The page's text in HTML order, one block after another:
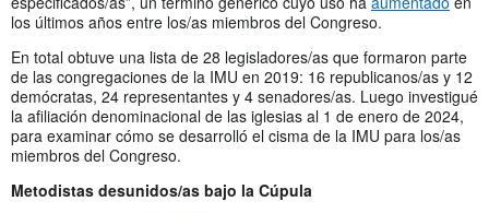
los últimos años entre los/as miembros del Congreso.
En total obtuve una lista de 28 legisladores/as que formaron parte
de las congregaciones de la IMU en 2019: 16 republicanos/as y 12
demócratas, 24 representantes y 4 senadores/as. Luego investigué
la afiliación denominacional de las iglesias al 1 de enero de 2024,
para examinar cómo se desarrolló el cisma de la IMU para los/as
miembros del Congreso.
Metodistas desunidos/as bajo la Cúpula